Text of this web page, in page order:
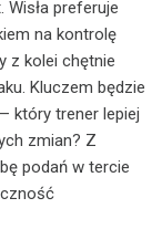
preferuje
na kontrolę
z kolei chętnie
Kluczem będzie
który trener lepiej
zmian? Z
podań w tercie